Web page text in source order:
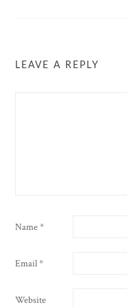
LEAVE A REPLY
Name*
Email*
Website